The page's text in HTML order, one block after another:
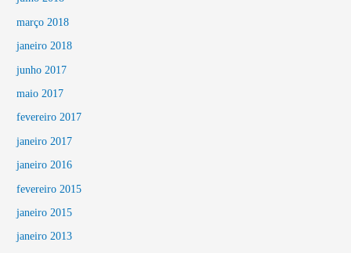
março 2018
janeiro 2018
junho 2017
maio 2017
fevereiro 2017
janeiro 2017
janeiro 2016
fevereiro 2015
janeiro 2015
janeiro 2013